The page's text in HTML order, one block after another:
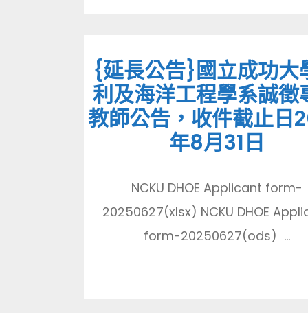
{延長公告}國立成功大
利及海洋工程學系誠徵
教師公告，收件截止日
年8月31日
NCKU DHOE Applicant form-
20250627(xlsx) NCKU DHOE
form-20250627(ods) ...